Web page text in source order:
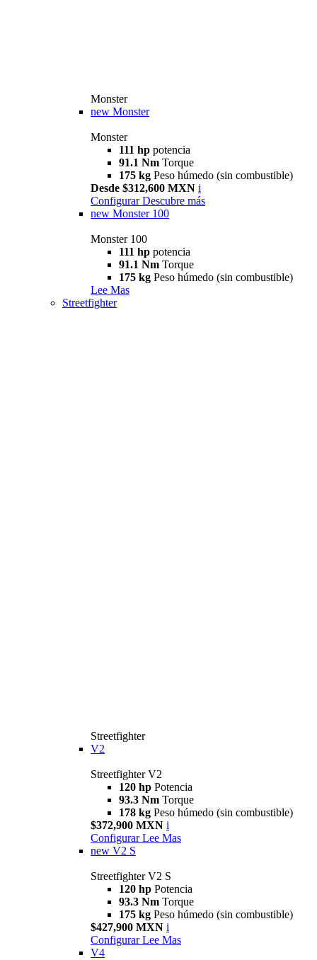
Monster
new Monster
Monster
111 hp potencia
91.1 Nm Torque
175 kg Peso húmedo (sin combustible)
Desde $312,600 MXN i
Configurar Descubre más
new Monster 100
Monster 100
111 hp potencia
91.1 Nm Torque
175 kg Peso húmedo (sin combustible)
Lee Mas
Streetfighter
Streetfighter
V2
Streetfighter V2
120 hp Potencia
93.3 Nm Torque
178 kg Peso húmedo (sin combustible)
$372,900 MXN i
Configurar Lee Mas
new V2 S
Streetfighter V2 S
120 hp Potencia
93.3 Nm Torque
175 kg Peso húmedo (sin combustible)
$427,900 MXN i
Configurar Lee Mas
V4